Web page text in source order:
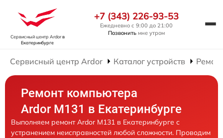
Сервисный центр Ardorв
Екатеринбурге
+7 (343) 226-93-53
Ежедневно с 9:00 до 21:00
Позвонить мне утром
Сервисный центр Ardor Каталог устройств
Ремонт компьютера
Ardor M131 в Екатеринбурге
Выполняем ремонт Ardor M131 в Екатеринбурге с
устранением неисправностей любой сложности. Проводим